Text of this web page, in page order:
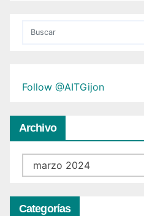
Follow @AITGijon
Archivo
Archivo
Categorías